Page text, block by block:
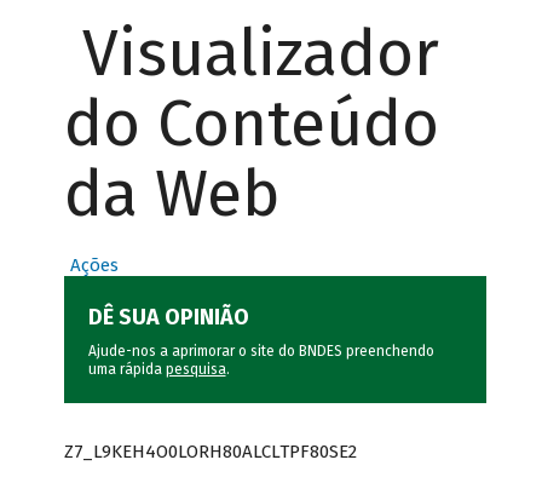
Visualizador
do Conteúdo
da Web
Ações
DÊ SUA OPINIÃO
Ajude-nos a aprimorar o site do BNDES preenchendo
uma rápida pesquisa.
Z7_L9KEH4O0LORH80ALCLTPF80SE2